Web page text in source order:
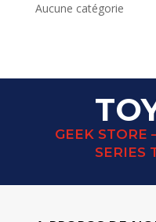
Aucune catégorie
GEEK STORE
SERIES